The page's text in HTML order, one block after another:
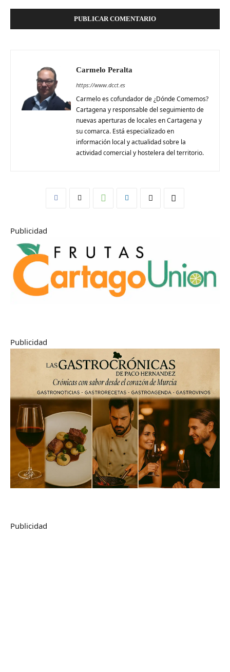
Carmelo Peralta
https://www.dcct.es
Carmelo es cofundador de ¿Dónde Comemos?
Cartagena y responsable del seguimiento de
nuevas aperturas de locales en Cartagena y
su comarca. Está especializado en
información local y actualidad sobre la
actividad comercial y hostelera del territorio.
Publicidad
Publicidad
Publicidad